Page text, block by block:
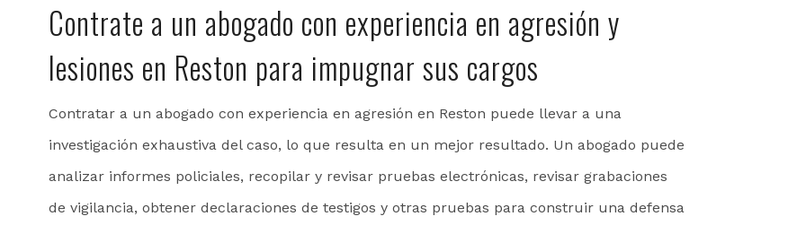
Contrate a un abogado con experiencia en agresión y
lesiones en Reston para impugnar sus cargos
Contratar a un abogado con experiencia en agresión en Reston puede llevar a una
investigación exhaustiva del caso, lo que resulta en un mejor resultado. Un abogado puede
analizar informes policiales, recopilar y revisar pruebas electrónicas, revisar grabaciones
de vigilancia, obtener declaraciones de testigos y otras pruebas para construir una defensa